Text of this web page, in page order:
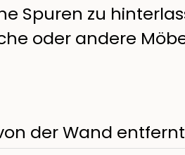
Spuren zu
oder andere
der Wand